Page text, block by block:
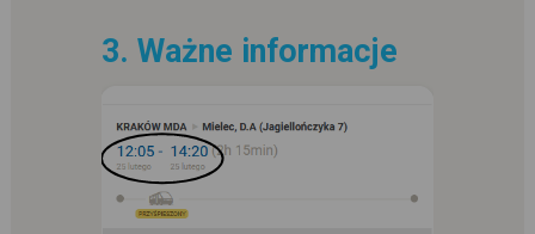
3. Ważne informacje